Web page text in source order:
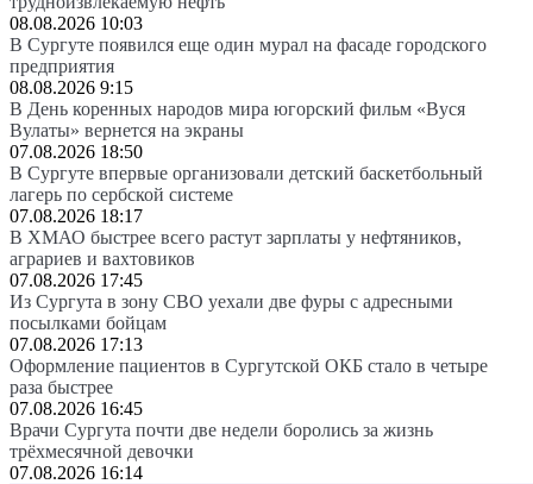
08.08.2026 10:03
В Сургуте появился еще один мурал на фасаде городского
предприятия
08.08.2026 9:15
В День коренных народов мира югорский фильм «Вуся
Вулаты» вернется на экраны
07.08.2026 18:50
В Сургуте впервые организовали детский баскетбольный
лагерь по сербской системе
07.08.2026 18:17
В ХМАО быстрее всего растут зарплаты у нефтяников,
аграриев и вахтовиков
07.08.2026 17:45
Из Сургута в зону СВО уехали две фуры с адресными
посылками бойцам
07.08.2026 17:13
Оформление пациентов в Сургутской ОКБ стало в четыре
раза быстрее
07.08.2026 16:45
Врачи Сургута почти две недели боролись за жизнь
трёхмесячной девочки
07.08.2026 16:14